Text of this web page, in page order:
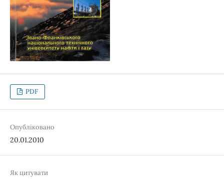
PDF
Опубліковано
20.01.2010
Як цитувати